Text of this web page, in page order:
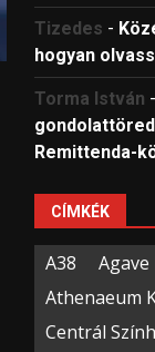
Tizedes -
hogyan
Torma István -
Remittenda-
CÍMKÉK
A38
Athenaeum
Centrál